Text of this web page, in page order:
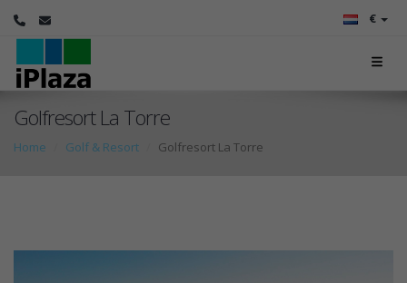
€
Golfresort La Torre
Home Golf & Resort Golfresort La Torre